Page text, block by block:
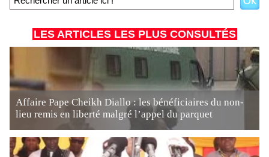
LES ARTICLES LES PLUS CONSULTÉS
Affaire Pape Cheikh Diallo : les bénéficiaires du non-
lieu remis en liberté malgré l’appel du parquet